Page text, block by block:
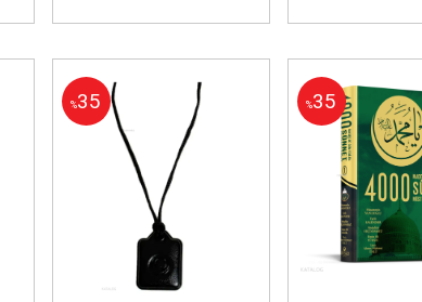
%35 %35